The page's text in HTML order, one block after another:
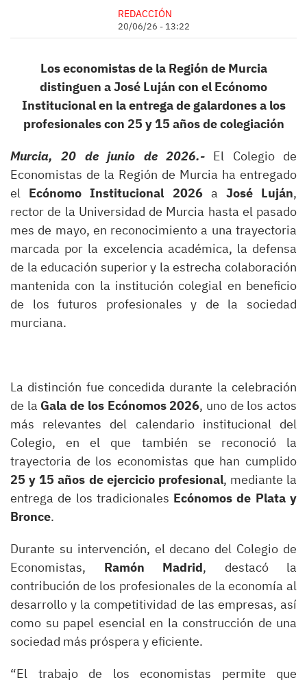
REDACCIÓN
20/06/26 - 13:22
Los economistas de la Región de Murcia
distinguen a José Luján con el Ecónomo
Institucionalen la entrega de galardones a los
profesionales con 25 y 15 años de colegiación
Murcia, 20 dejunio de 2026.-El Colegio de
Economistas de la Región de Murcia ha entregado
el Ecónomo Institucional 2026a José Luján,
rector de la Universidad de Murcia hasta el pasado
mes de mayo, en reconocimiento a una trayectoria
marcada por la excelencia académica, la defensa
de la educación superior y la estrecha colaboración
mantenida con la institución colegial en beneficio
de los futuros profesionales y de la sociedad
murciana.
La distinción fue concedida durante la celebración
de la Gala de los Ecónomos 2026, uno de los actos
más relevantes del calendario institucional del
Colegio, en el que también se reconoció la
trayectoria de los economistas que han cumplido
25 y 15 años de ejercicio profesional, mediante la
entrega de los tradicionales Ecónomos de Plata y
Bronce.
Durante su intervención, el decano del Colegio de
Economistas, Ramón Madrid, destacó la
contribución de los profesionales de la economía al
desarrollo y la competitividad de las empresas, así
como su papel esencial en la construcción de una
sociedad más próspera y eficiente.
“El trabajo de los economistas permite que